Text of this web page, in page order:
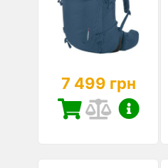
7 499 грн